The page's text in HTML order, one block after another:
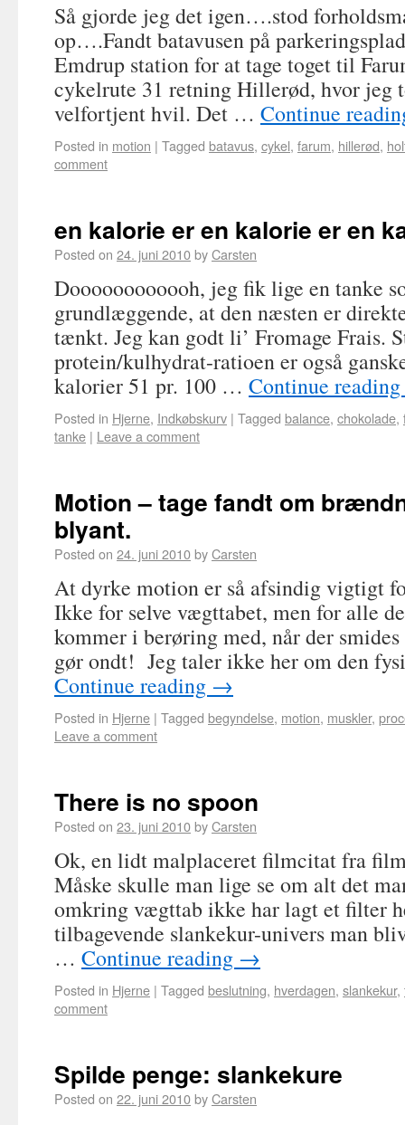
Så gjorde jeg det igen….stod
op….Fandt batavusen på
Emdrup station for at tage toget til
cykelrute 31 retning Hillerød, hvor jeg
velfortjent hvil. Det … Continue
Posted in motion | Tagged batavus, cykel, farum, hillerød,
comment
en kalorie er en kalorie er en
Posted on 24. juni 2010byCarsten
Doooooooooooh, jeg fik lige en tanke
grundlæggende, at den næsten er
tænkt. Jeg kan godt li’ Fromage Frais.
protein/kulhydrat-ratioen er også
kalorier 51 pr. 100 … Continue reading
Posted in Hjerne, Indkøbskurv | Tagged balance, chokolade,
tanke | Leave a comment
Motion – tage fandt om
blyant.
Posted on 24. juni 2010byCarsten
At dyrke motion er så afsindig vigtigt
Ikke for selve vægttabet, men for alle
kommer i berøring med, når der
gør ondt! Jeg taler ikke her om den
Continue reading →
Posted in Hjerne | Tagged begyndelse, motion, muskler,
Leave a comment
There is no spoon
Posted on 23. juni 2010byCarsten
Ok, en lidt malplaceret filmcitat fra
Måske skulle man lige se om alt det
omkring vægttab ikke har lagt et filter
tilbagevende slankekur-univers man
… Continue reading →
Posted in Hjerne | Tagged beslutning, hverdagen, slankekur,
comment
Spilde penge: slankekure
Posted on 22. juni 2010byCarsten